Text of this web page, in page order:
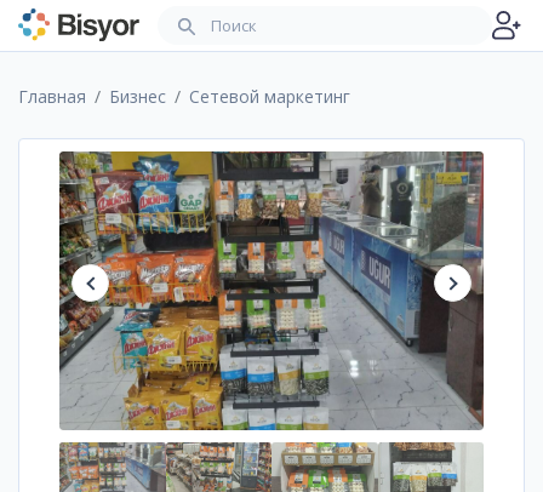
Главная Бизнес Сетевой маркетинг